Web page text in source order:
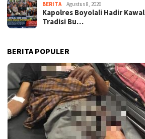
BERITA Agustus 8, 2026
Kapolres Boyolali Hadir Kawal
Tradisi Bu…
BERITA POPULER